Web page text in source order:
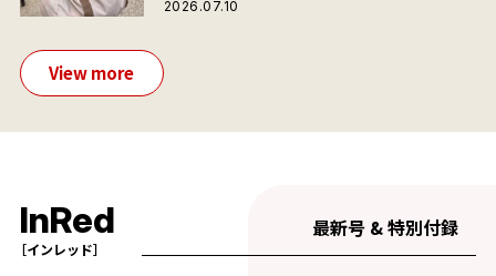
2026.07.10
View more
InRed
［インレッド］
最新号 & 特別付録